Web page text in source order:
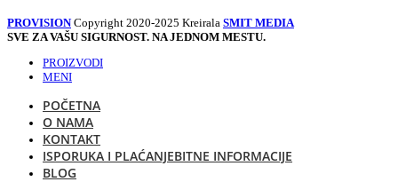
PROVISIONCopyright 2020-2025 Kreirala SMIT MEDIA
SVE ZA VAŠU SIGURNOST. NA JEDNOM MESTU.
PROIZVODI
MENI
POČETNA
O NAMA
KONTAKT
ISPORUKA I PLAĆANJEBITNE INFORMACIJE
BLOG